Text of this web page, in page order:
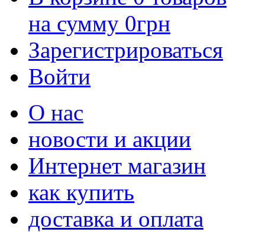
на сумму 0грн
Зарегистрироваться
Войти
О нас
новости и акции
Интернет магазин
как купить
доставка и оплата